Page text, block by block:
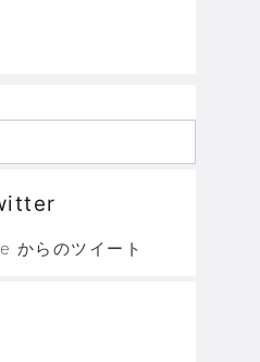
からのツイート